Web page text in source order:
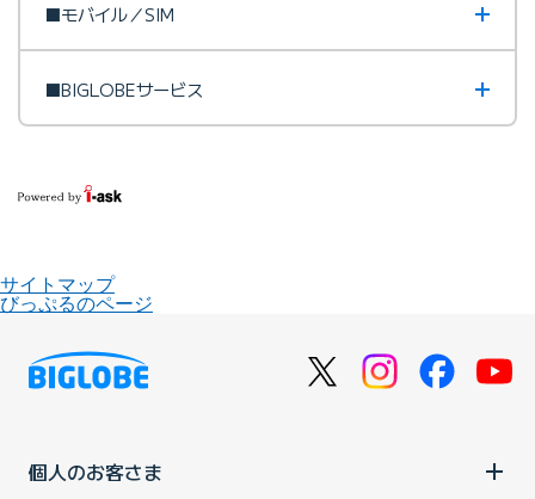
■モバイル／SIM
■BIGLOBEサービス
サイトマップ
びっぷるのページ
個人のお客さま